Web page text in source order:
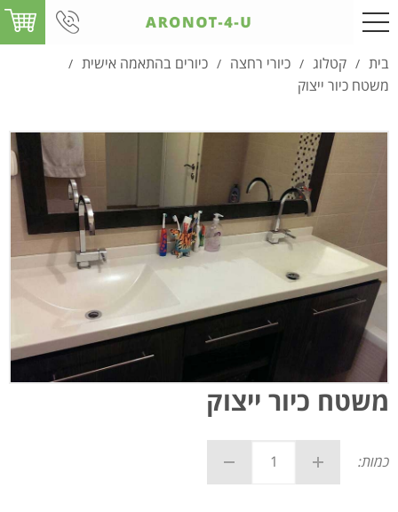
בית / קטלוג / כיורי רחצה / כיורים בהתאמה אישית /
משטח כיור ייצוק
משטח כיור ייצוק
כמות: